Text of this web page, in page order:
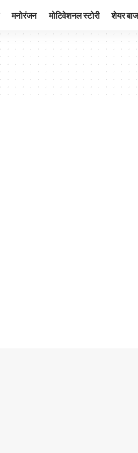
मनोरंजन मोटिवेशनल स्टोरी शेयर